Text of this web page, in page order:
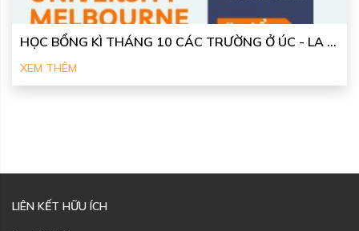
HỌC BỔNG KÌ THÁNG 10 CÁC TRƯỜNG Ở ÚC - LA ...
XEM THÊM
LIÊN KẾT HỮU ÍCH